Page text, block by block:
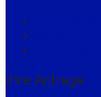
Ihre Anfra­ge